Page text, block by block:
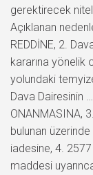
gerektirecek
Açıklanan
REDDİNE, 2.
kararına yönelik
yolundaki
Dava Dairesinin …
ONANMASINA,
bulunan üzerinde
iadesine, 4. 2577
maddesi